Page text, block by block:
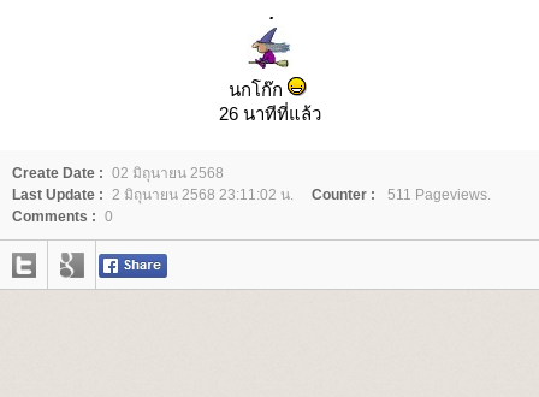
.
นกโก๊ก
26 นาทีที่แล้ว
Create Date : 02 มิถุนายน 2568
Last Update : 2 มิถุนายน 2568 23:11:02 น. Counter :
511 Pageviews.
Comments : 0